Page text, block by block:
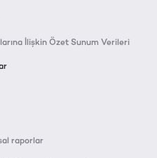
İlişkin Özet Sunum Verileri
raporlar